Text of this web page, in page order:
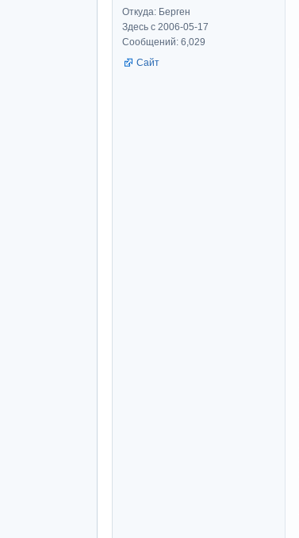
Откуда: Берген
Здесь с 2006-05-17
Сообщений: 6,029
Сайт